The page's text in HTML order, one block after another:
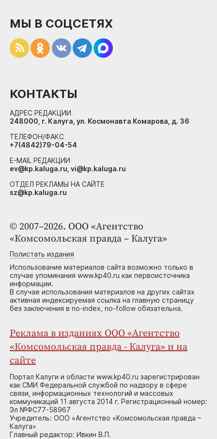
© 2007–2026. ООО «Агентство
«Комсомольская правда – Калуга»
Полистать издания
Использование материалов сайта возможно только в
случае упоминания www.kp40.ru как первоисточника
информации.
В случае использования материалов на других сайтах
активная индексируемая ссылка на главную страницу
без заключения в no-index, no-follow обязательна.
Реклама в изданиях ООО «Агентство
«Комсомольская правда - Калуга» и на
сайте
Портал Калуги и области www.kp40.ru зарегистрирован
как СМИ Федеральной службой по надзору в сфере
связи, информационных технологий и массовых
коммуникаций 11 августа 2014 г. Регистрационный номер:
Эл №ФС77-58967
Учредитель: ООО «Агентство «Комсомольская правда –
Калуга»
Главный редактор: Ивкин В.П.
МЫ В СОЦСЕТЯХ
КОНТАКТЫ
АДРЕС РЕДАКЦИИ
248000, г. Калуга, ул. Космонавта Комарова, д. 36
ТЕЛЕФОН/ФАКС
+7(4842)79-04-54
E-MAIL РЕДАКЦИИ
ev@kp.kaluga.ru, vi@kp.kaluga.ru
ОТДЕЛ РЕКЛАМЫ НА САЙТЕ
sz@kp.kaluga.ru